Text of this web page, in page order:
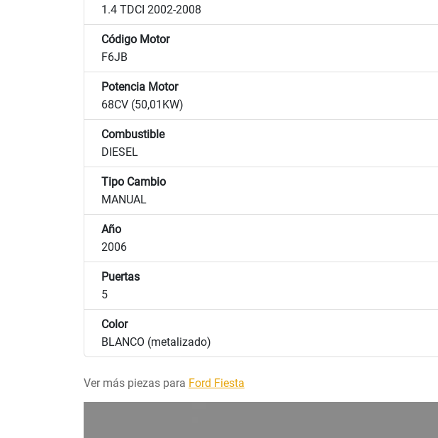
1.4 TDCI 2002-2008
Código Motor
F6JB
Potencia Motor
68CV (50,01KW)
Combustible
DIESEL
Tipo Cambio
MANUAL
Año
2006
Puertas
5
Color
BLANCO (metalizado)
Ver más piezas para Ford Fiesta